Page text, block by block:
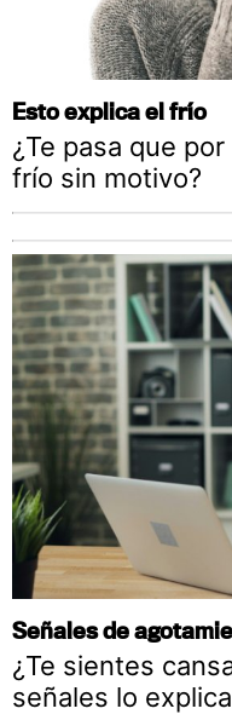
Esto explica el frío
¿Te pasa que
frío sin motivo?
Señales de
¿Te sientes
señales lo